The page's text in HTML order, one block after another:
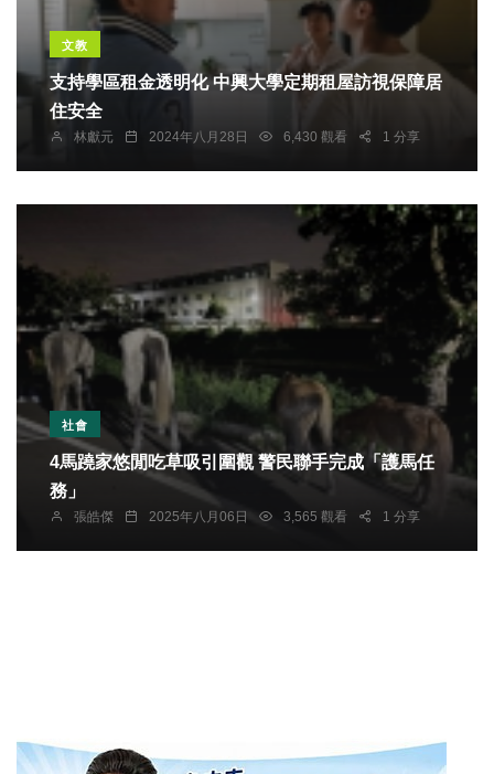
文教
支持學區租金透明化 中興大學定期租屋訪視保障居
住安全
林獻元 2024年八月28日 6,430 觀看 1 分享
社會
4馬蹺家悠閒吃草吸引圍觀 警民聯手完成「護馬任
務」
張皓傑 2025年八月06日 3,565 觀看 1 分享